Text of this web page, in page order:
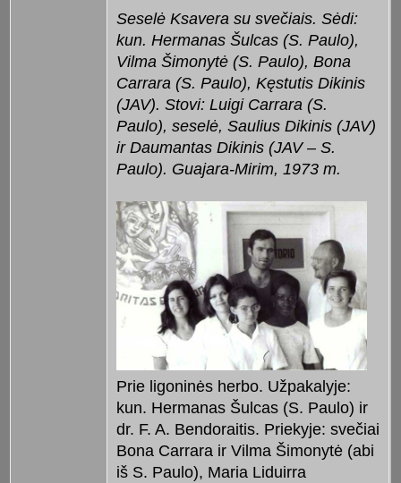
Seselė Ksavera su svečiais. Sėdi:
kun. Hermanas Šulcas (S. Paulo),
Vilma Šimonytė (S. Paulo), Bona
Carrara (S. Paulo), Kęstutis Dikinis
(JAV). Stovi: Luigi Carrara (S.
Paulo), seselė, Saulius Dikinis (JAV)
ir Daumantas Dikinis (JAV – S.
Paulo). Guajara-Mirim, 1973 m.
Prie ligoninės herbo. Užpakalyje:
kun. Hermanas Šulcas (S. Paulo) ir
dr. F. A. Bendoraitis. Priekyje: svečiai
Bona Carrara ir Vilma Šimonytė (abi
iš S. Paulo), Maria Liduirra